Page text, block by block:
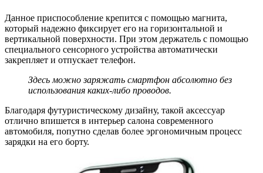
Данное приспособление крепится с помощью магнита,
который надежно фиксирует его на горизонтальной и
вертикальной поверхности. При этом держатель с помощью
специального сенсорного устройства автоматически
закрепляет и отпускает телефон.
Здесь можно заряжать смартфон абсолютно без
использования каких-либо проводов.
Благодаря футуристическому дизайну, такой аксессуар
отлично впишется в интерьер салона современного
автомобиля, попутно сделав более эргономичным процесс
зарядки на его борту.